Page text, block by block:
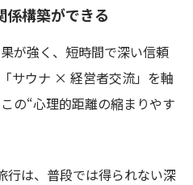
係構築ができる
が強く、短時間で深い信頼
サウナ × 経営者交流」を軸
の“心理的距離の縮まりやす
行は、普段では得られない深